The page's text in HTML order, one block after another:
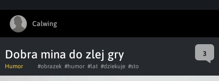
Calwing
Dobra mina do zlej gry 3
Humor #obrazek #humor #lat #dziekuje #sto